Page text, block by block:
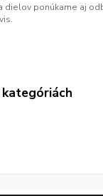
dielov ponúkame aj